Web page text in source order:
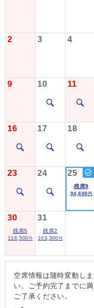
2 3 4
9 10 11
16 17 18
23 24 25
残席9
94,600 円
30
残席5
116,500 円
31
残席2
103,300 円
空席情報は随時変動し
い。ご予約完了までに
ご了承ください。